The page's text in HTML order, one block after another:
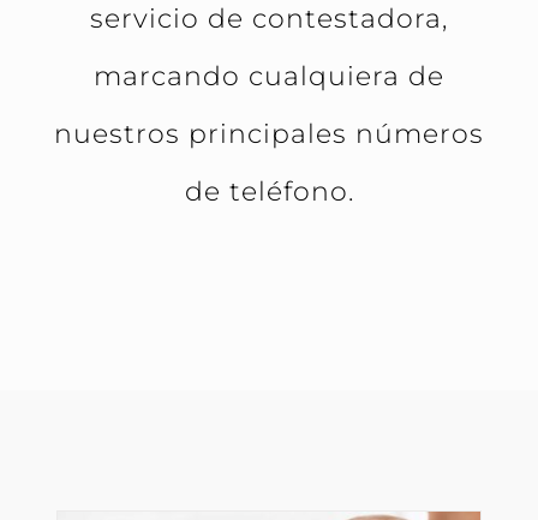
servicio de contestadora,
marcando cualquiera de
nuestros principales números
de teléfono.